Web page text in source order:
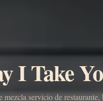
I Take
mezcla servicio de